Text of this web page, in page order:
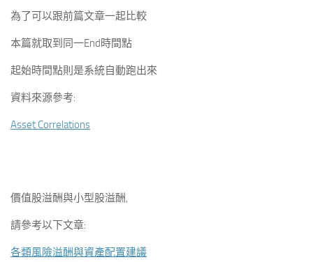
為了可以跟前篇文章一起比較
本篇就取到同一End時間點
起始時間點則是系統自動跑出來
資料來源參考:
Asset Correlations
價值股溢酬與小型股溢酬,
請參考以下文章:
各類風險溢酬與資產配置建議